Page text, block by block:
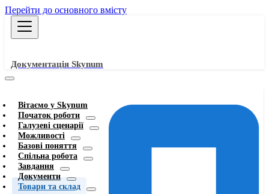
Перейти до основного вмісту
Документація Skynum
Вітаємо у Skynum
Початок роботи
Галузеві сценарії
Можливості
Базові поняття
Спільна робота
Завдання
Документи
Товари та склад